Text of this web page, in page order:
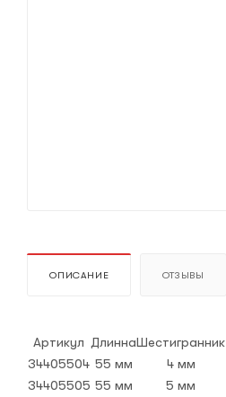
ОПИСАНИЕ ОТЗЫВЫ
Артикул ДлиннаШестигранник
34405504 55 мм
4 мм
34405505 55 мм
5 мм